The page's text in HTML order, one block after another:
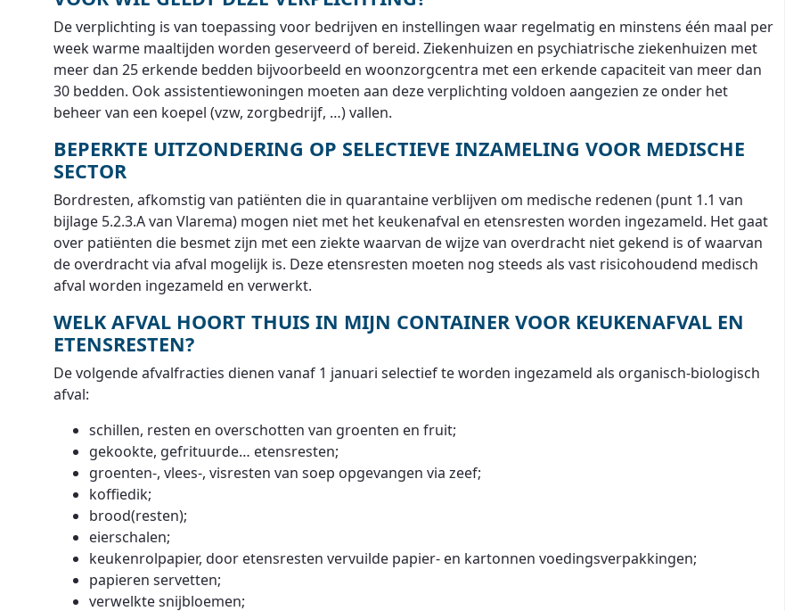
De verplichting is van toepassing voor bedrijven en instellingen waar regelmatig en minstens één maal per
week warme maaltijden worden geserveerd of bereid. Ziekenhuizen en psychiatrische ziekenhuizen met
meer dan 25 erkende bedden bijvoorbeeld en woonzorgcentra met een erkende capaciteit van meer dan
30 bedden. Ook assistentiewoningen moeten aan deze verplichting voldoen aangezien ze onder het
beheer van een koepel (vzw, zorgbedrijf, …) vallen.
BEPERKTE UITZONDERING OP SELECTIEVE INZAMELING VOOR MEDISCHE
SECTOR
Bordresten, afkomstig van patiënten die in quarantaine verblijven om medische redenen (punt 1.1 van
bijlage 5.2.3.A van Vlarema) mogen niet met het keukenafval en etensresten worden ingezameld. Het gaat
over patiënten die besmet zijn met een ziekte waarvan de wijze van overdracht niet gekend is of waarvan
de overdracht via afval mogelijk is. Deze etensresten moeten nog steeds als vast risicohoudend medisch
afval worden ingezameld en verwerkt.
WELK AFVAL HOORT THUIS IN MIJN CONTAINER VOOR KEUKENAFVAL EN
ETENSRESTEN?
De volgende afvalfracties dienen vanaf 1 januari selectief te worden ingezameld als organisch-biologisch
afval:
schillen, resten en overschotten van groenten en fruit;
gekookte, gefrituurde… etensresten;
groenten-, vlees-, visresten van soep opgevangen via zeef;
koffiedik;
brood(resten);
eierschalen;
keukenrolpapier, door etensresten vervuilde papier- en kartonnen voedingsverpakkingen;
papieren servetten;
verwelkte snijbloemen;